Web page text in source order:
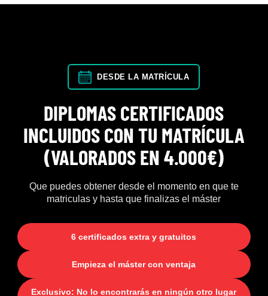
DESDE LA MATRÍCULA
DIPLOMAS CERTIFICADOS
INCLUIDOS CON TU MATRÍCULA
(VALORADOS EN 4.000€)
Que puedes obtener desde el momento en que te
matriculas y hasta que finalizas el máster
6 certificados extra y gratuitos
Empieza el máster con ventaja
Exclusivo: No lo encontrarás en ningún otro lugar